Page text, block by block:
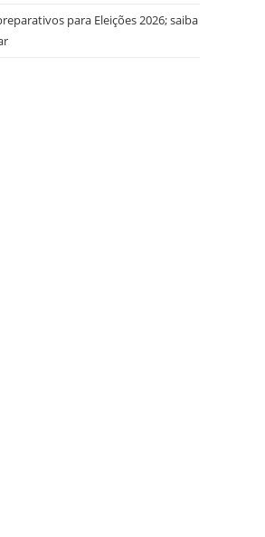
para Eleições 2026; saiba